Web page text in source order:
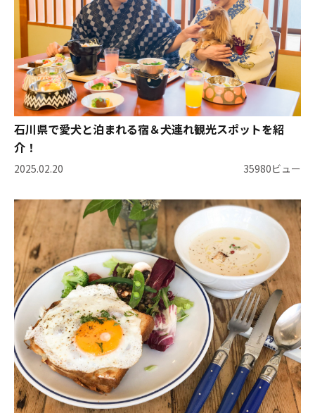
石川県で愛犬と泊まれる宿＆犬連れ観光スポットを紹
介！
2025.02.20 35980ビュー